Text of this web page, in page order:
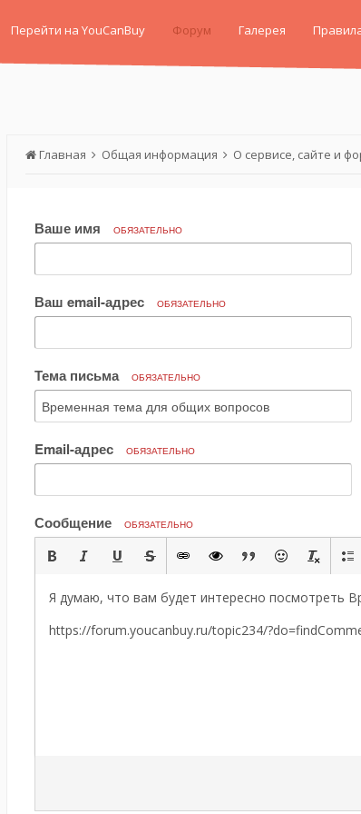
Перейти на YouCanBuy Форум Галерея
Главная Общая информация О сервисе, сайте и
Ваше имя ОБЯЗАТЕЛЬНО
Ваш email-адрес ОБЯЗАТЕЛЬНО
Тема письма ОБЯЗАТЕЛЬНО
Email-адрес ОБЯЗАТЕЛЬНО
Сообщение ОБЯЗАТЕЛЬНО
Я думаю, что вам будет интересно посмотреть
https://forum.youcanbuy.ru/topic234/